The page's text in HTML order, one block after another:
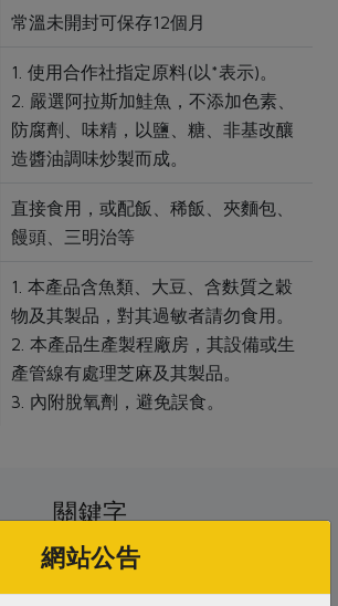
常溫未開封可保存12個月
1. 使用合作社指定原料(以*表示)。
2. 嚴選阿拉斯加鮭魚，不添加色素、
防腐劑、味精，以鹽、糖、非基改釀
造醬油調味炒製而成。
直接食用，或配飯、稀飯、夾麵包、
饅頭、三明治等
1. 本產品含魚類、大豆、含麩質之穀
物及其製品，對其過敏者請勿食用。
2. 本產品生產製程廠房，其設備或生
產管線有處理芝麻及其製品。
3. 內附脫氧劑，避免誤食。
關鍵字
# 早餐
網站公告